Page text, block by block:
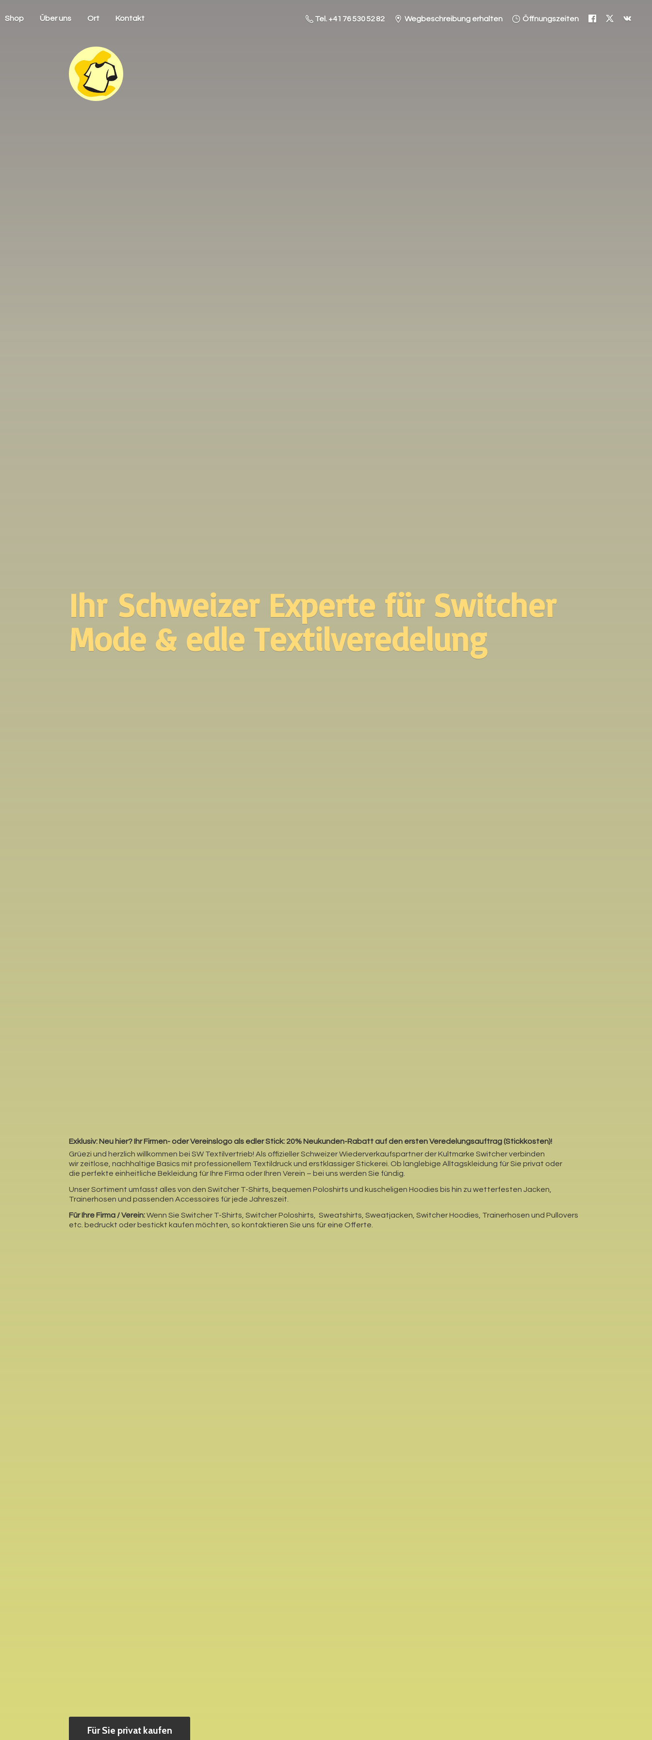
Shop Über uns Ort Kontakt Tel. +41 76 530 52 82 Wegbeschreibung erhalten Öffnungszeiten
Ihr Schweizer Experte für Switcher
Mode & edle Textilveredelung
Exklusiv: Neu hier? Ihr Firmen- oder Vereinslogo als edler Stick: 20% Neukunden-Rabatt auf den ersten Veredelungsauftrag (Stickkosten)!
Grüezi und herzlich willkommen bei SW Textilvertrieb! Als offizieller Schweizer Wiederverkaufspartner der Kultmarke Switcher verbinden
wir zeitlose, nachhaltige Basics mit professionellem Textildruck und erstklassiger Stickerei. Ob langlebige Alltagskleidung für Sie privat oder
die perfekte einheitliche Bekleidung für Ihre Firma oder Ihren Verein – bei uns werden Sie fündig.
Unser Sortiment umfasst alles von den Switcher T-Shirts, bequemen Poloshirts und kuscheligen Hoodies bis hin zu wetterfesten Jacken,
Trainerhosen und passenden Accessoires für jede Jahreszeit.
Für Ihre Firma / Verein:Wenn Sie Switcher T-Shirts, Switcher Poloshirts, Sweatshirts, Sweatjacken, Switcher Hoodies, Trainerhosen und Pullovers
etc. bedruckt oder bestickt kaufen möchten, so kontaktieren Sie uns für eine Offerte.
Für Sie privat kaufen